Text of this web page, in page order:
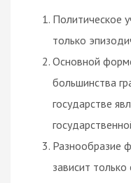
Политическое
только
Основной
большинства
государстве
Разнообразие
зависит